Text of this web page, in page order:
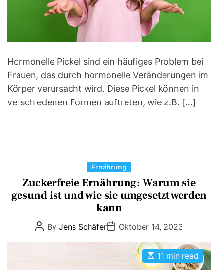
a
d
t
i
m
e
Hormonelle Pickel sind ein häufiges Problem bei
Frauen, das durch hormonelle Veränderungen im
Körper verursacht wird. Diese Pickel können in
verschiedenen Formen auftreten, wie z.B. […]
C
a
t
e
o
r
Ernährung
Zuckerfreie Ernährung: Warum sie
gesund ist und wie sie umgesetzt werden
kann
P
o
By Jens SchäferP
o
s
Oktober 14, 2023
E
s
11 min read